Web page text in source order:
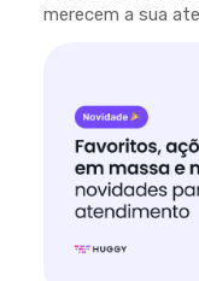
merecem a sua